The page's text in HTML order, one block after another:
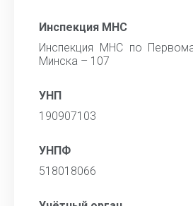
Инспекция МНС
Инспекция МНС по
Минска – 107
УНП
190907103
УНПФ
518018066